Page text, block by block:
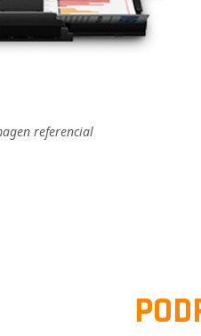
referencial